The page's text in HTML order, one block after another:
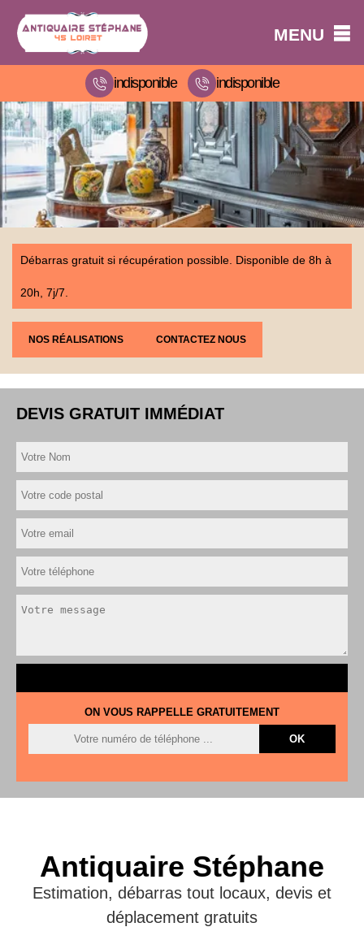
MENU
indisponible indisponible
Débarras gratuit si récupération possible. Disponible de 8h à
20h, 7j/7.
NOS RÉALISATIONS CONTACTEZ NOUS
DEVIS GRATUIT IMMÉDIAT
ON VOUS RAPPELLE GRATUITEMENT
Antiquaire Stéphane
Estimation, débarras tout locaux, devis et
déplacement gratuits